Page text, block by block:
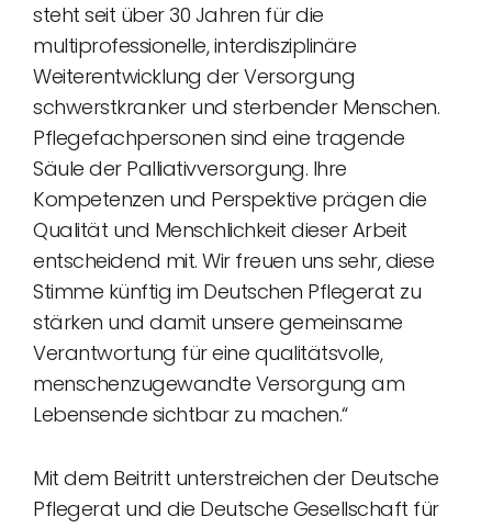
steht seit über 30 Jahren für die
multiprofessionelle, interdisziplinäre
Weiterentwicklung der Versorgung
schwerstkranker und sterbender Menschen.
Pflegefachpersonen sind eine tragende
Säule der Palliativversorgung. Ihre
Kompetenzen und Perspektive prägen die
Qualität und Menschlichkeit dieser Arbeit
entscheidend mit. Wir freuen uns sehr, diese
Stimme künftig im Deutschen Pflegerat zu
stärken und damit unsere gemeinsame
Verantwortung für eine qualitätsvolle,
menschenzugewandte Versorgung am
Lebensende sichtbar zu machen.“
Mit dem Beitritt unterstreichen der Deutsche
Pflegerat und die Deutsche Gesellschaft für